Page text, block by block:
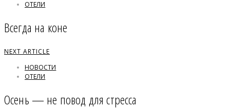
ОТЕЛИ
Всегда на коне
NEXT ARTICLE
НОВОСТИ
ОТЕЛИ
Осень — не повод для стресса